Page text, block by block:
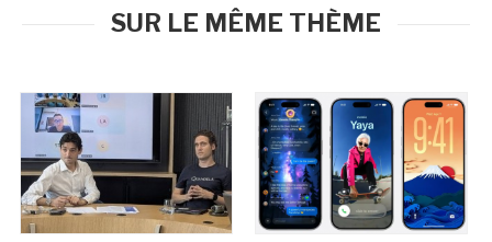
SUR LE MÊME THÈME